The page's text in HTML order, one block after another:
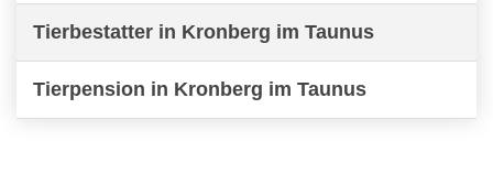
Tierbestatter in Kronberg im Taunus
Tierpension in Kronberg im Taunus